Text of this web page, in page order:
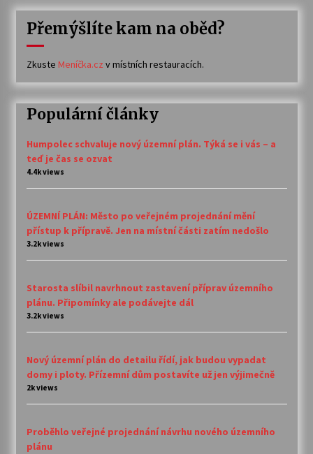
Přemýšlíte kam na oběd?
Zkuste Meníčka.cz v místních restauracích.
Populární články
Humpolec schvaluje nový územní plán. Týká se i vás – a
teď je čas se ozvat
4.4k views
ÚZEMNÍ PLÁN: Město po veřejném projednání mění
přístup k přípravě. Jen na místní části zatím nedošlo
3.2k views
Starosta slíbil navrhnout zastavení příprav územního
plánu. Připomínky ale podávejte dál
3.2k views
Nový územní plán do detailu řídí, jak budou vypadat
domy i ploty. Přízemní dům postavíte už jen výjimečně
2k views
Proběhlo veřejné projednání návrhu nového územního
plánu